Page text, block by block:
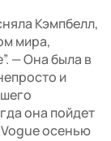
Кэмпбелл,
мира,
— Она была в
и
она пойдет
осенью